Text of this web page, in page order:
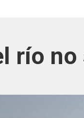
río no